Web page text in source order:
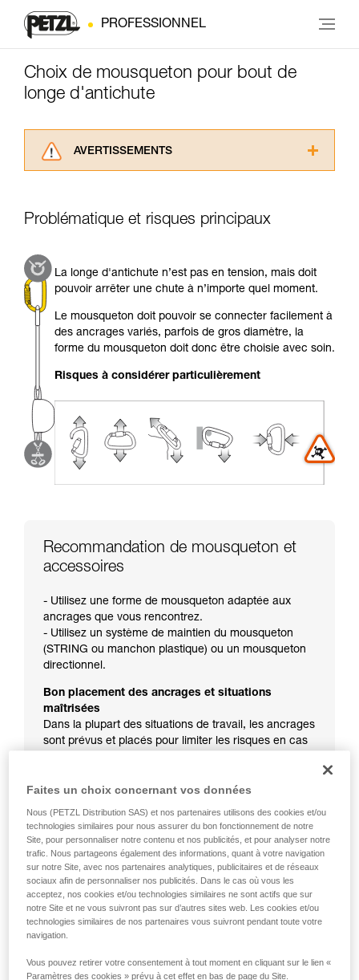
PROFESSIONNEL
Choix de mousqueton pour bout de
longe d'antichute
AVERTISSEMENTS
consulter. Vous devez avoir compris les
informations de la notice technique pour
Maîtriser ces techniques nécessite une
formation et un entraînement spécifique. Validez
avec un professionnel votre capacité à refaire
la manipulation, seul, en toute sécurité, avant
de la reproduire en autonomie.
Nous donnons des exemples de techniques
liées à votre activité. Il peut en exister d’autres
Problématique et risques principaux
La longe d'antichute n’est pas en tension, mais doit
pouvoir arrêter une chute à n’importe quel moment.
Le mousqueton doit pouvoir se connecter facilement à
des ancrages variés, parfois de gros diamètre, la
forme du mousqueton doit donc être choisie avec soin.
Risques à considérer particulièrement
Recommandation de mousqueton et
accessoires
- Utilisez une forme de mousqueton adaptée aux
ancrages que vous rencontrez.
- Utilisez un système de maintien du mousqueton
(STRING ou manchon plastique) ou un mousqueton
directionnel.
Bon placement des ancrages et situations
maîtrisées
Dans la plupart des situations de travail, les ancrages
sont prévus et placés pour limiter les risques en cas
Faites un choix concernant vos données
Nous (PETZL Distribution SAS) et nos partenaires utilisons des cookies et/ou
technologies similaires pour nous assurer du bon fonctionnement de notre
Site, pour personnaliser notre contenu et nos publicités, et pour analyser notre
trafic. Nous partageons également des informations, quant à votre navigation
sur notre Site, avec nos partenaires analytiques, publicitaires et de réseaux
sociaux afin de personnaliser nos publicités. Dans le cas où vous les
acceptez, nos cookies et/ou technologies similaires ne sont actifs que sur
notre Site et ne vous suivront pas sur d’autres sites web. Les cookies et/ou
technologies similaires de nos partenaires vous suivront pendant toute votre
navigation.
Vous pouvez retirer votre consentement à tout moment en cliquant sur le lien «
Paramètres des cookies » prévu à cet effet en bas de page du Site.